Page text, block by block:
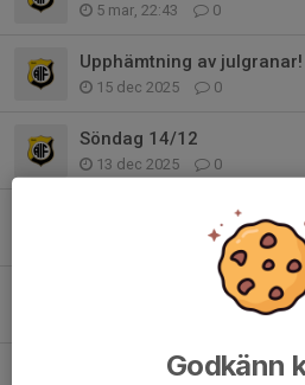
5 mar, 22:43 0
Upphämtning av julgranar!
15 dec 2025 0
Söndag 14/12
13 dec 2025 0
ÄNTLIGEN DAGS FÖR
0
Inställd träning 23
Godkänn